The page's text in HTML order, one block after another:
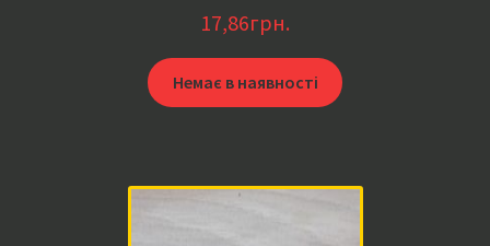
17,86грн.
Немає в наявності